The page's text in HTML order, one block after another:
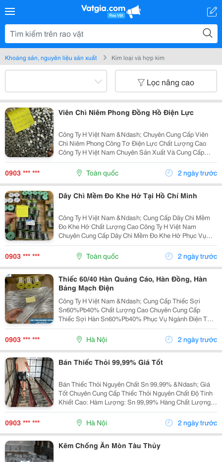
Khoáng sản, nguyên liệu sản xuất Kim loại và hợp kim
Lọc nâng cao
Viên Chì Niêm Phong Đồng Hồ Điện Lực
Công Ty H Việt Nam &Ndash; Chuyên Cung Cấp Viên
Chì Niêm Phong Công Tơ Điện Lực Chất Lượng Cao
Công Ty H Việt Nam Chuyên Sản Xuất Và Cung Cấp
Viên Chì Niêm Phong Công Tơ Điện Lực Với Chất
Lượng Ổn Định, Đáp Ứng Nhu Cầu Của Các Đơn Vị
Điện Lực,...
0903 *** *** Toàn quốc 2 ngày trước
Dây Chì Mềm Đo Khe Hở Tại Hồ Chí Minh
Công Ty H Việt Nam &Ndash; Cung Cấp Dây Chì Mềm
Đo Khe Hở Chất Lượng Cao Công Ty H Việt Nam
Chuyên Cung Cấp Dây Chì Mềm Đo Khe Hở Phục Vụ
Ngành Cơ Khí, Sửa Chữa Máy Móc, Đóng Tàu Và Công
Nghiệp Kỹ Thuật. Thông Tin Sản Phẩm: ✅ Dây Chì Mềm
Độ Tinh...
0903 *** *** Toàn quốc 2 ngày trước
Thiếc 60/40 Hàn Quảng Cáo, Hàn Đồng, Hàn
Bảng Mạch Điện
Công Ty H Việt Nam &Ndash; Cung Cấp Thiếc Sợi
Sn60%Pb40% Chất Lượng Cao Chuyên Cung Cấp
Thiếc Sợi Hàn Sn60%Pb40% Phục Vụ Ngành Điện Tử,
Điện Dân Dụng Và Công Nghiệp Sản Xuất. Thông Số
Sản Phẩm: ✅ Th À Nh Phần: Sn 60% - Pb 40% ✅ Độ Ch
Ả Y Ổ N Đị...
0903 *** *** Hà Nội 2 ngày trước
Bán Thiếc Thỏi 99,99% Giá Tốt
Bán Thiếc Thỏi Nguyên Chất Sn 99,99% &Ndash; Giá
Tốt Chuyên Cung Cấp Thiếc Thỏi Nguyên Chất Độ Tinh
Khiết Cao: Hàm Lượng: Sn 99,99% Hàng Chất Lượng
Ổn Định Bề Mặt Đẹp, Đúng Tiêu Chuẩn Công Nghiệp ✅
0903 *** *** Hà Nội 2 ngày trước
Kẽm Chống Ăn Mòn Tàu Thủy